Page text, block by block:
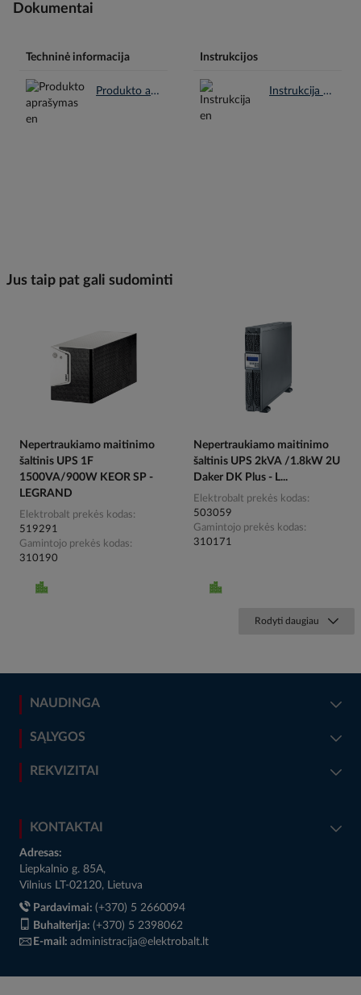
Dokumentai
Techninė informacija
Produkto aprašymas en.pdf
Instrukcijos
Instrukcija en.pdf
Jus taip pat gali sudominti
Nepertraukiamo maitinimo
šaltinis UPS 1F
1500VA/900W KEOR SP -
LEGRAND
Elektrobalt prekės kodas
519291
Gamintojo prekės kodas
310190
Nepertraukiamo maitinimo
šaltinis UPS 2kVA /1.8kW 2U
Daker DK Plus - L...
Elektrobalt prekės kodas
503059
Gamintojo prekės kodas
310171
Rodyti daugiau
NAUDINGA
SĄLYGOS
REKVIZITAI
KONTAKTAI
Adresas:
Liepkalnio g. 85A,
Vilnius LT-02120, Lietuva
Pardavimai: (+370) 5 2660094
Buhalterija: (+370) 5 2398062
E-mail: administracija@elektrobalt.lt